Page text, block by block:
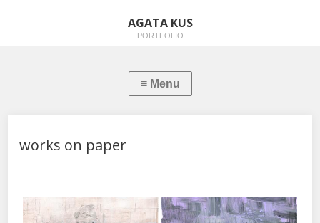
AGATA KUS
PORTFOLIO
works on paper